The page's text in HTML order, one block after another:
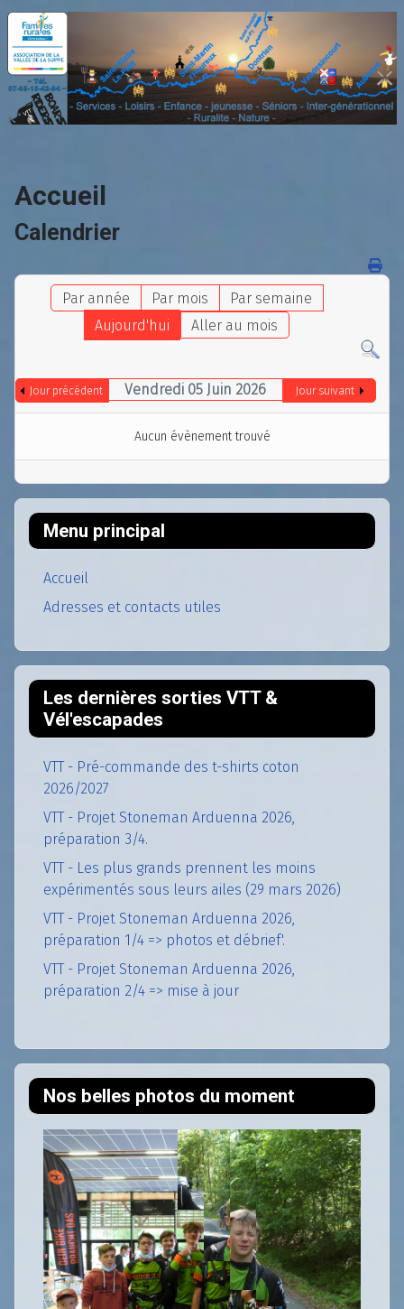
Accueil
Calendrier
Par année Par mois
Par semaine
Aujourd'hui
Aller au mois
Jour précédent Vendredi 05 Juin 2026 Jour suivant
Aucun évènement trouvé
Menu principal
Accueil
Adresses et contacts utiles
Les dernières sorties VTT &
Vél'escapades
VTT - Pré-commande des t-shirts coton
2026/2027
VTT - Projet Stoneman Arduenna 2026,
préparation 3/4.
VTT - Les plus grands prennent les moins
expérimentés sous leurs ailes (29 mars 2026)
VTT - Projet Stoneman Arduenna 2026,
préparation 1/4 => photos et débrief'.
VTT - Projet Stoneman Arduenna 2026,
préparation 2/4 => mise à jour
Nos belles photos du moment